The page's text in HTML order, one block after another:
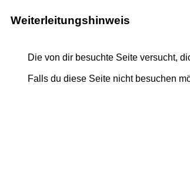
Weiterleitungshinweis
Die von dir besuchte Seite versucht,
Falls du diese Seite nicht besuchen